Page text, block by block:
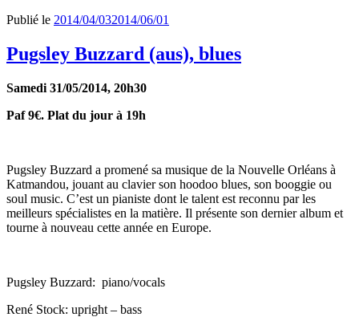
Publié le 2014/04/032014/06/01
Pugsley Buzzard (aus), blues
Samedi 31/05/2014, 20h30
Paf 9€. Plat du jour à 19h
Pugsley Buzzard a promené sa musique de la Nouvelle Orléans à
Katmandou, jouant au clavier son hoodoo blues, son booggie ou
soul music. C’est un pianiste dont le talent est reconnu par les
meilleurs spécialistes en la matière. Il présente son dernier album et
tourne à nouveau cette année en Europe.
Pugsley Buzzard: piano/vocals
René Stock: upright – bass